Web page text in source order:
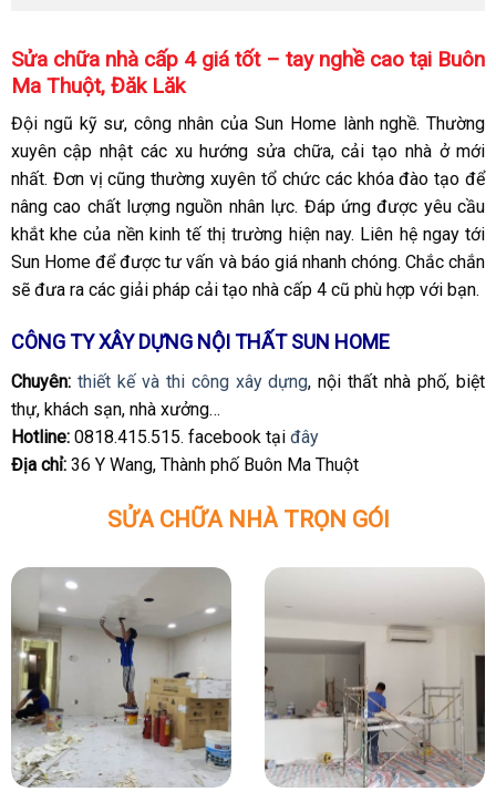
Sửa chữa nhà cấp 4 giá tốt – tay nghề cao tại Buôn
Ma Thuột, Đăk Lăk
Đội ngũ kỹ sư, công nhân của Sun Homelành nghề. Thường
xuyên cập nhật các xu hướng sửa chữa, cải tạo nhà ở mới
nhất. Đơn vị cũng thường xuyên tổ chức các khóa đào tạo để
nâng cao chất lượng nguồn nhân lực. Đáp ứng được yêu cầu
khắt khe của nền kinh tế thị trường hiện nay. Liên hệ ngay tới
Sun Home để được tư vấn và báo giá nhanh chóng. Chắc chắn
sẽ đưa ra các giải pháp cải tạo nhà cấp 4 cũ phù hợp với bạn.
CÔNG TY XÂY DỰNG NỘI THẤT SUN HOME
Chuyên: thiết kế và thi công xây dựng, nội thất nhà phố, biệt
thự, khách sạn, nhà xưởng…
Hotline: 0818.415.515. facebook tại đây
Địa chỉ: 36 Y Wang, Thành phố Buôn Ma Thuột
SỬA CHỮA NHÀ TRỌN GÓI